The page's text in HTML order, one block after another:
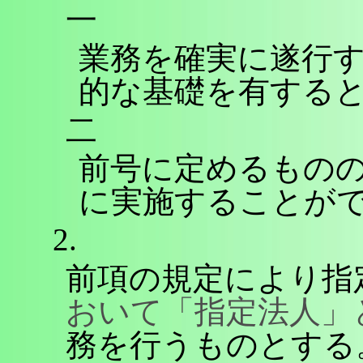
一
業務を確実に遂行
的な基礎を有する
二
前号に定めるもの
に実施することが
2.
前項の規定により
おいて「指定法人
務を行うものとする